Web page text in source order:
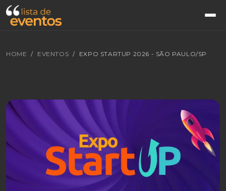
HOME EVENTOS EXPO STARTUP 2026 - SÃO PAULO/SP